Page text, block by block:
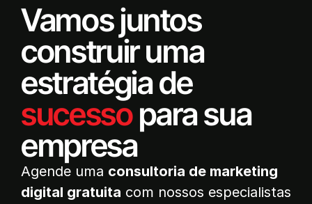
Vamos juntos
construir uma
estratégia de
sucessopara sua
empresa
Agende uma consultoria de marketing
digital gratuita com nossos especialistas